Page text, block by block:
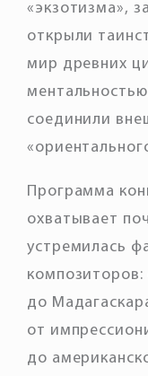
«экзотизма»,
открыли
мир древних
соединили
Программа
охватывает
устремилась
до
от
до